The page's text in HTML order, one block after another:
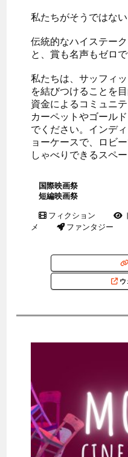
私たちがそうではな
伝統的なハイステー
と、賞も名声もゼロで
私たちは、サッフィ
を結びつけることを
資金によるコミュニ
カーペットやゴール
でください。インデ
ョーケースで、ロビ
しゃべりできるスペー
国際映画祭
短編映画祭
フィクション
メ
ファンタジー
ウ